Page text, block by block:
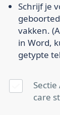
Schrijf je
vakken.
in Word,
getypte
care